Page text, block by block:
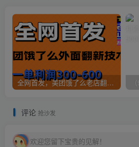
全网首发，美团饿了么老店翻新最新技术，一单利润300-600
评论 抢沙发
欢迎您留下宝贵的见解！